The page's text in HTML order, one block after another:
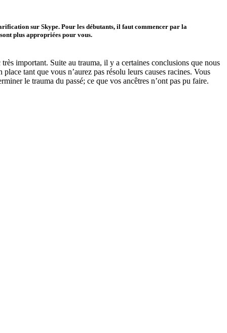
sur Skype. Pour les débutants, il faut commencer par la
plus appropriées pour vous.
important. Suite au trauma, il y a certaines conclusions que nous
tant que vous n’aurez pas résolu leurs causes racines. Vous
le trauma du passé; ce que vos ancêtres n’ont pas pu faire.